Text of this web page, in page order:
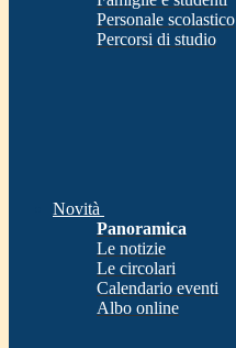
Personale scolastico
Percorsi di studio
Novità
Panoramica
Le notizie
Le circolari
Calendario eventi
Albo online